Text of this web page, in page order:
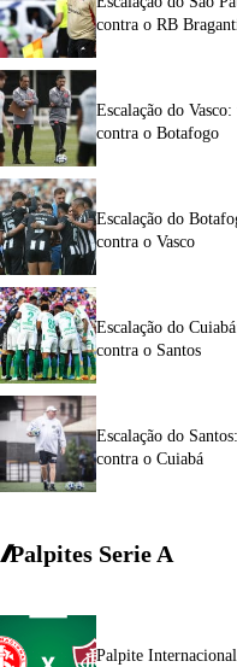
contra o RB
Escalação do
contra o Botafogo
Escalação do
contra o Vasco
Escalação do
contra o Santos
Escalação do
contra o Cuiabá
Palpites Serie A
Palpite